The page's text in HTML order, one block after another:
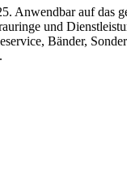
Anwendbar auf das
und
Bänder,